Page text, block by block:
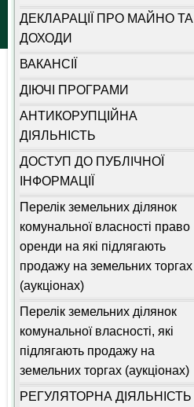
ДЕКЛАРАЦІЇ ПРО МАЙНО ТА
ДОХОДИ
ВАКАНСІЇ
ДІЮЧІ ПРОГРАМИ
АНТИКОРУПЦІЙНА
ДІЯЛЬНІСТЬ
ДОСТУП ДО ПУБЛІЧНОЇ
ІНФОРМАЦІЇ
Перелік земельних ділянок
комунальної власності право
оренди на які підлягають
продажу на земельних торгах
(аукціонах)
Перелік земельних ділянок
комунальної власності, які
підлягають продажу на
земельних торгах (аукціонах)
РЕГУЛЯТОРНА ДІЯЛЬНІСТЬ